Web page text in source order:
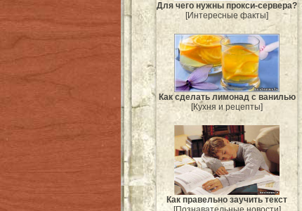
Для чего нужны прокси-сервера?
[Интересные факты]
Как сделать лимонад с ванилью
[Кухня и рецепты]
Как правельно заучить текст